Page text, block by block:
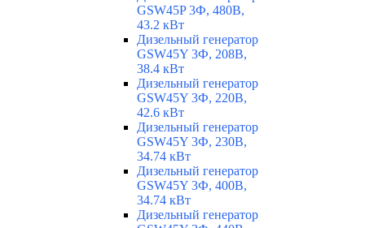
GSW45P 3Ф, 480В,
43.2 кВт
Дизельный генератор
GSW45Y 3Ф, 208В,
38.4 кВт
Дизельный генератор
GSW45Y 3Ф, 220В,
42.6 кВт
Дизельный генератор
GSW45Y 3Ф, 230В,
34.74 кВт
Дизельный генератор
GSW45Y 3Ф, 400В,
34.74 кВт
Дизельный генератор